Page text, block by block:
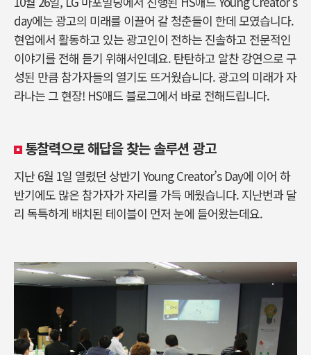
day에는 광고의 미래를 이끌어 갈 청춘들이 한데 모였습니다.
현업에서 활동하고 있는 광고인이 전하는 진솔하고 전문적인
이야기를 전해 듣기 위해서인데요. 탄탄하고 알찬 강연으로 구
성된 만큼 참가자들의 열기도 뜨거웠습니다. 광고의 미래가 자
라나는 그 현장! HS애드 블로그에서 바로 전해드립니다.
통찰력으로 해답을 찾는 솔루션 광고
지난 6월 1일 열렸던 상반기 Young Creator’s Day에 이어 하
반기에도 많은 참가자가 자리를 가득 메웠습니다. 지난번과 달
리 독특하게 배치된 테이블이 먼저 눈에 들어왔는데요.